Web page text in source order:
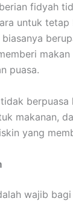
fidyah
untuk
puasa.
makanan,
yang
wajib